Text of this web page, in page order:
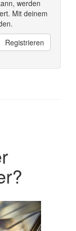
werden
Mit deinem
Registrieren
Next